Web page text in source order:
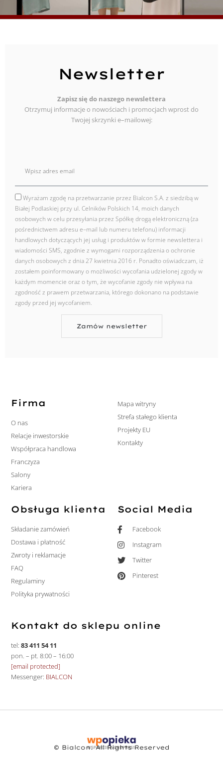
Newsletter
Zapisz się do naszego newslettera
Otrzymuj informacje o nowościach i promocjach wprost do
Twojej skrzynki e–mailowej:
zgodaWyrażam zgodę na przetwarzanie przez Bialcon S.A. z siedzibą w
Białej Podlaskiej przy ul. Celników Polskich 14, moich danych
osobowych w celu przesyłania przez Spółkę drogą elektroniczną (za
pośrednictwem adresu e–mail lub numeru telefonu) informacji
handlowych dotyczących jej usług i produktów w formie newslettera i
wiadomości SMS, zgodnie z wymogami rozporządzenia o ochronie
danych osobowych z dnia 27 kwietnia 2016 r. Ponadto oświadczam, iż
zostałem poinformowany o możliwości wycofania udzielonej zgody w
każdym momencie oraz o tym, że wycofanie zgody nie wpływa na
zgodność z prawem przetwarzania, którego dokonano na podstawie
zgody przed jej wycofaniem.
Zamów newsletter
Firma
O nas
Relacje inwestorskie
Współpraca handlowa
Franczyza
Salony
Kariera
Mapa witryny
Strefa stałego klienta
Projekty EU
Kontakty
Obsługa klienta
Składanie zamówień
Dostawa i płatność
Zwroty i reklamacje
FAQ
Regulaminy
Polityka prywatności
Social Media
Facebook
Instagram
Twitter
Pinterest
Kontakt do sklepu online
tel: 83 411 54 11
pon. – pt. 8:00 – 16:00
[email protected]
Messenger: BIALCON
© Bialcon. All Rights Reserved